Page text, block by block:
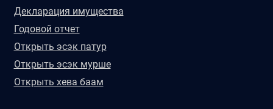
Декларация имущества
Годовой отчет
Открыть эсэк патур
Открыть эсэк мурше
Открыть хева баам